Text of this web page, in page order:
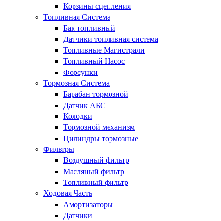
Корзины сцепления
Топливная Система
Бак топливный
Датчики топливная система
Топливные Магистрали
Топливный Насос
Форсунки
Тормозная Система
Барабан тормозной
Датчик АБС
Колодки
Тормозной механизм
Цилиндры тормозные
Фильтры
Воздушный фильтр
Масляный фильтр
Топливный фильтр
Ходовая Часть
Амортизаторы
Датчики